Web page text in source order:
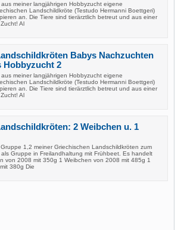
meiner langjährigen Hobbyzucht eigene
Landschildkröte (Testudo Hermanni Boettgeri)
an. Die Tiere sind tierärztlich betreut und aus einer
Al
Babys Nachzuchten
Hobbyzucht 2
meiner langjährigen Hobbyzucht eigene
Landschildkröte (Testudo Hermanni Boettgeri)
an. Die Tiere sind tierärztlich betreut und aus einer
Al
2 Weibchen u. 1
1,2 meiner Griechischen Landschildkröten zum
Gruppe in Freilandhaltung mit Frühbeet. Es handelt
von 2008 mit 350g 1 Weibchen von 2008 mit 485g 1
380g Die